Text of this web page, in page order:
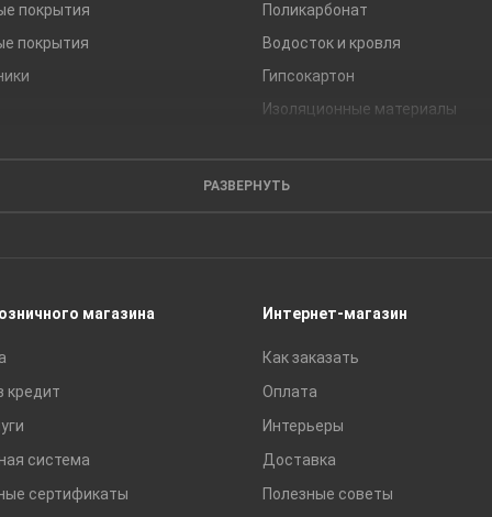
покрытия
покрытия
Поликарбонат
Водосток и кровля
Гипсокартон
Изоляционные материалы
Сухие смеси
РАЗВЕРНУТЬ
магазина
кредит
система
сертификаты
Интернет-магазин
Как заказать
Оплата
Интерьеры
Доставка
Полезные советы